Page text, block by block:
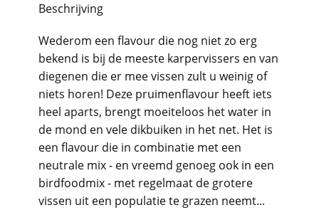
Beschrijving
Wederom een flavour die nog niet zo erg
bekend is bij de meeste karpervissers en van
diegenen die er mee vissen zult u weinig of
niets horen! Deze pruimenflavour heeft iets
heel aparts, brengt moeiteloos het water in
de mond en vele dikbuiken in het net. Het is
een flavour die in combinatie met een
neutrale mix - en vreemd genoeg ook in een
birdfoodmix - met regelmaat de grotere
vissen uit een populatie te grazen neemt...